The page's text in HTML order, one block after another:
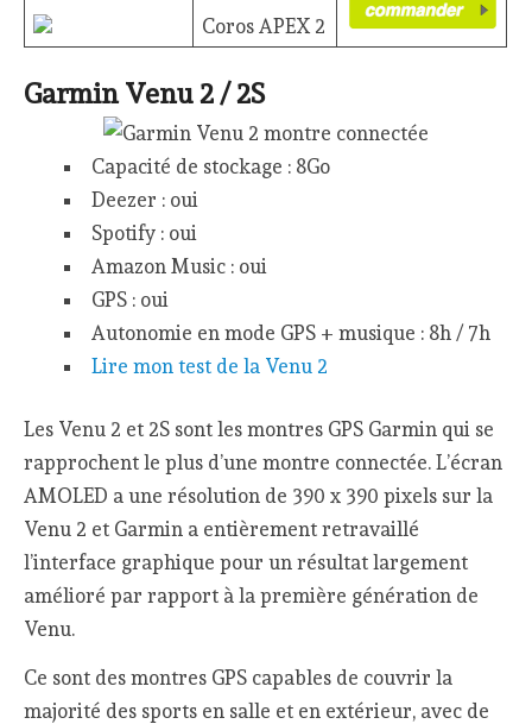
Coros APEX 2
Garmin Venu 2 / 2S
Capacité de stockage : 8Go
Deezer : oui
Spotify : oui
Amazon Music : oui
GPS : oui
Autonomie en mode GPS + musique : 8h / 7h
Lire mon test de la Venu 2
Les Venu 2 et 2S sont les montres GPS Garmin qui se
rapprochent le plus d’une montre connectée. L’écran
AMOLED a une résolution de 390 x 390 pixels sur la
Venu 2 et Garmin a entièrement retravaillé
l’interface graphique pour un résultat largement
amélioré par rapport à la première génération de
Venu.
Ce sont des montres GPS capables de couvrir la
majorité des sports en salle et en extérieur, avec de